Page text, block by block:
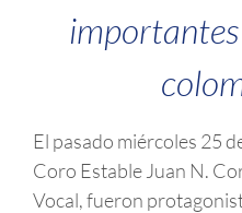
El pasado miércoles 25
Coro Estable Juan N.
Vocal, fueron